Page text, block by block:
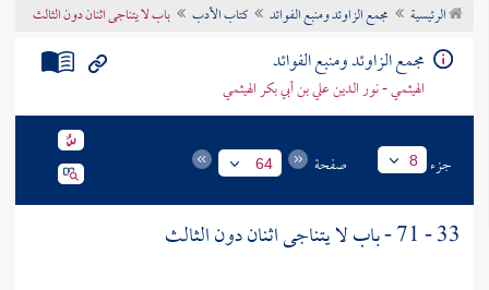
تراجم الأعلام
الرئيسية مجمع الزاوئد ومنبع الفوائد كتاب الأدب باب لا يتناجى اثنان دون الثالث
مجمع الزاوئد ومنبع الفوائد
الهيثمي - نور الدين علي بن أبي بكر الهيثمي
جزء 8 صفحة 64
33 - 71 - باب لا يتناجى اثنان دون الثالث